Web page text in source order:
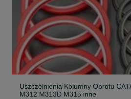
Uszczelnienia Kolumny Obrotu
M312 M313D M315 inne